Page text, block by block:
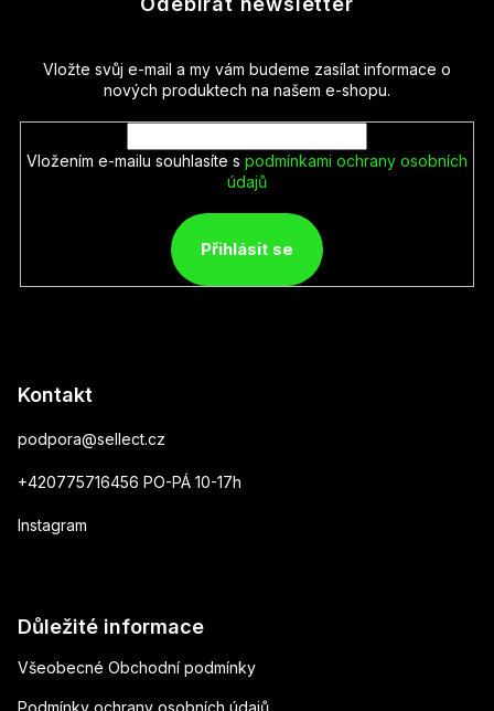
Vložte svůj e-mail a my vám budeme zasílat informace o
nových produktech na našem e-shopu.
Vložením e-mailu souhlasíte s podmínkami ochrany osobních
údajů
Přihlásit se
Kontakt
podpora@sellect.cz
+420775716456 PO-PÁ 10-17h
Instagram
Důležité informace
Všeobecné Obchodní podmínky
Podmínky ochrany osobních údajů